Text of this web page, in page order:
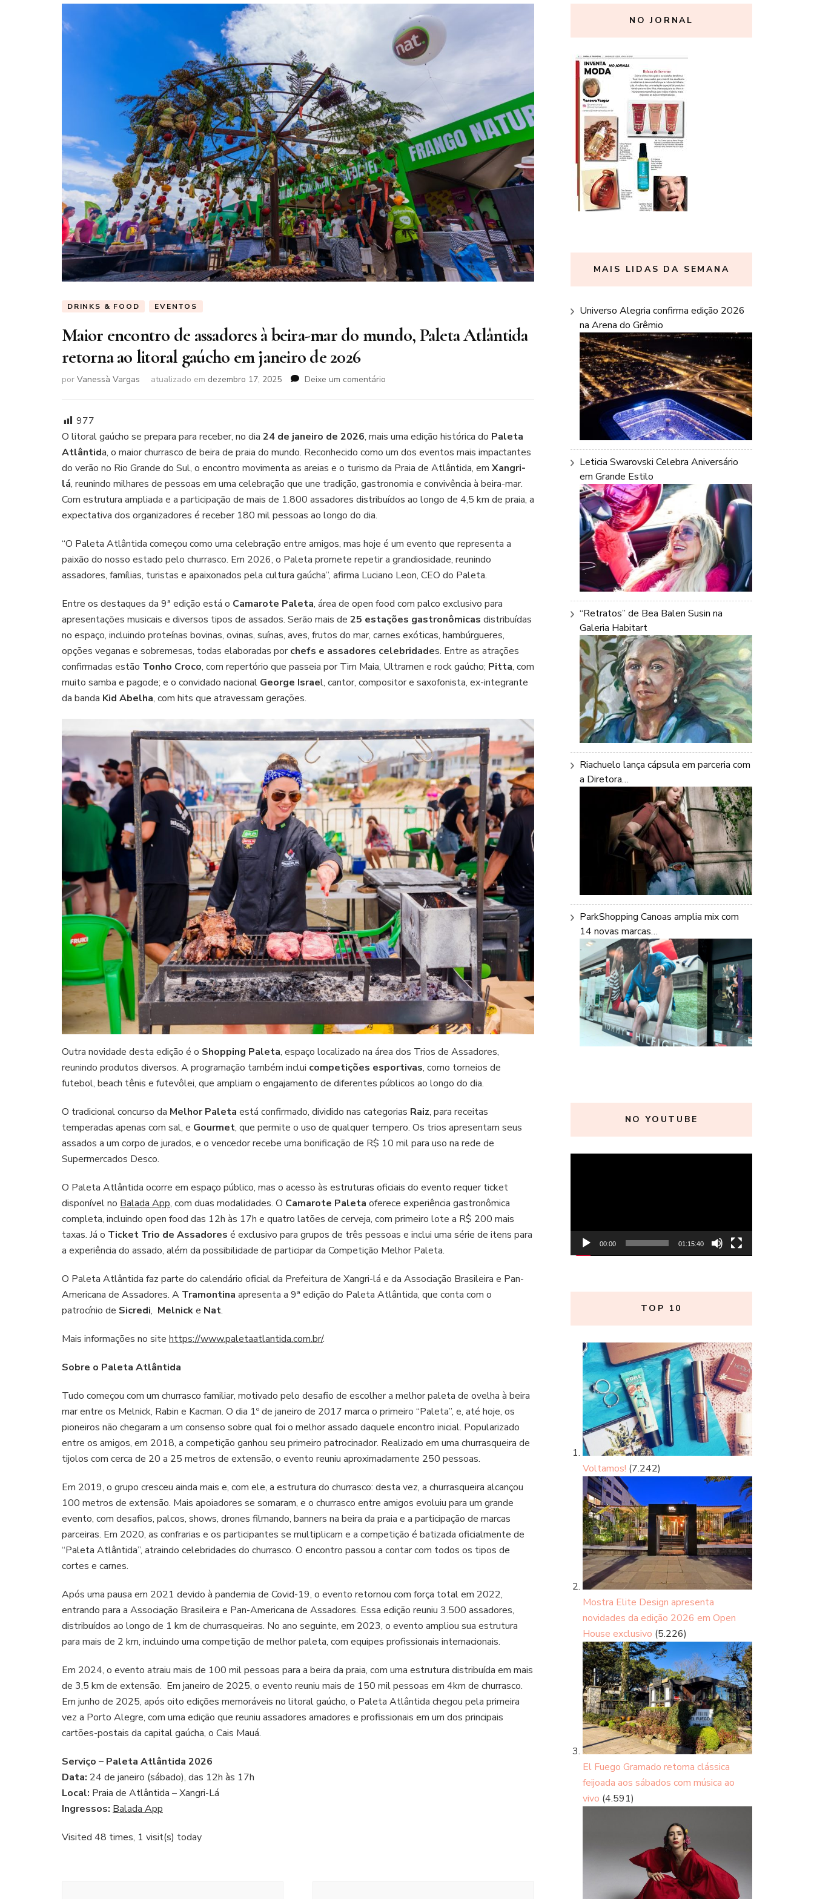
DRINKS & FOOD EVENTOS
Maior encontro de assadores à beira-mar do mundo, Paleta Atlântida
retorna ao litoral gaúcho em janeiro de 2026
por Vanessà Vargas atualizado em dezembro 17, 2025 Deixe um comentário
à
beira-
mar
do
mundo,
Paleta
ao
litoral
gaúcho
em
de
2026
977
O litoral gaúcho se prepara para receber, no dia 24 de janeiro de 2026, mais uma edição histórica do Paleta
Atlântida, o maior churrasco de beira de praia do mundo. Reconhecido como um dos eventos mais impactantes
do verão no Rio Grande do Sul, o encontro movimenta as areias e o turismo da Praia de Atlântida, em Xangri-
lá, reunindo milhares de pessoas em uma celebração que une tradição, gastronomia e convivência à beira-mar.
Com estrutura ampliada e a participação de mais de 1.800 assadores distribuídos ao longo de 4,5 km de praia, a
expectativa dos organizadores é receber 180 mil pessoas ao longo do dia.
“O Paleta Atlântida começou como uma celebração entre amigos, mas hoje é um evento que representa a
paixão do nosso estado pelo churrasco. Em 2026, o Paleta promete repetir a grandiosidade, reunindo
assadores, famílias, turistas e apaixonados pela cultura gaúcha”, afirma Luciano Leon, CEO do Paleta.
Entre os destaques da 9ª edição está o Camarote Paleta, área de open food com palco exclusivo para
apresentações musicais e diversos tipos de assados. Serão mais de 25 estações gastronômicas distribuídas
no espaço, incluindo proteínas bovinas, ovinas, suínas, aves, frutos do mar, carnes exóticas, hambúrgueres,
opções veganas e sobremesas, todas elaboradas porchefs e assadores celebridades. Entre as atrações
confirmadas estão Tonho Croco, com repertório que passeia por Tim Maia, Ultramen e rock gaúcho; Pitta, com
muito samba e pagode; e o convidado nacional George Israel, cantor, compositor e saxofonista, ex-integrante
da banda Kid Abelha, com hits que atravessam gerações.
Outra novidade desta edição é o Shopping Paleta, espaço localizado na área dos Trios de Assadores,
reunindo produtos diversos. A programação também inclui competições esportivas, como torneios de
futebol, beach tênis e futevôlei, que ampliam o engajamento de diferentes públicos ao longo do dia.
O tradicional concurso da Melhor Paleta está confirmado, dividido nas categorias Raiz, para receitas
temperadas apenas com sal, e Gourmet, que permite o uso de qualquer tempero. Os trios apresentam seus
assados a um corpo de jurados, e o vencedor recebe uma bonificação de R$ 10 mil para uso na rede de
Supermercados Desco.
O Paleta Atlântida ocorre em espaço público, mas o acesso às estruturas oficiais do evento requer ticket
disponível no Balada App, com duas modalidades. O Camarote Paleta oferece experiência gastronômica
completa, incluindo open food das 12h às 17h e quatro latões de cerveja, com primeiro lote a R$ 200 mais
taxas. Já o Ticket Trio de Assadores é exclusivo para grupos de três pessoas e inclui uma série de itens para
a experiência do assado, além da possibilidade de participar da Competição Melhor Paleta.
O Paleta Atlântida faz parte do calendário oficial da Prefeitura de Xangri-lá e da Associação Brasileira e Pan-
Americana de Assadores. A Tramontina apresenta a 9ª edição do Paleta Atlântida, que conta com o
patrocínio de Sicredi, Melnicke Nat.
Mais informações no site https://www.paletaatlantida.com.br/.
Sobre o Paleta Atlântida
Tudo começou com um churrasco familiar, motivado pelo desafio de escolher a melhor paleta de ovelha à beira
mar entre os Melnick, Rabin e Kacman. O dia 1º de janeiro de 2017 marca o primeiro “Paleta”, e, até hoje, os
pioneiros não chegaram a um consenso sobre qual foi o melhor assado daquele encontro inicial. Popularizado
entre os amigos, em 2018, a competição ganhou seu primeiro patrocinador. Realizado em uma churrasqueira de
tijolos com cerca de 20 a 25 metros de extensão, o evento reuniu aproximadamente 250 pessoas.
Em 2019, o grupo cresceu ainda mais e, com ele, a estrutura do churrasco: desta vez, a churrasqueira alcançou
100 metros de extensão. Mais apoiadores se somaram, e o churrasco entre amigos evoluiu para um grande
evento, com desafios, palcos, shows, drones filmando, banners na beira da praia e a participação de marcas
parceiras. Em 2020, as confrarias e os participantes se multiplicam e a competição é batizada oficialmente de
“Paleta Atlântida”, atraindo celebridades do churrasco. O encontro passou a contar com todos os tipos de
cortes e carnes.
Após uma pausa em 2021 devido à pandemia de Covid-19, o evento retornou com força total em 2022,
entrando para a Associação Brasileira e Pan-Americana de Assadores. Essa edição reuniu 3.500 assadores,
distribuídos ao longo de 1 km de churrasqueiras. No ano seguinte, em 2023, o evento ampliou sua estrutura
para mais de 2 km, incluindo uma competição de melhor paleta, com equipes profissionais internacionais.
Em 2024, o evento atraiu mais de 100 mil pessoas para a beira da praia, com uma estrutura distribuída em mais
de 3,5 km de extensão. Em janeiro de 2025, o evento reuniu mais de 150 mil pessoas em 4km de churrasco.
Em junho de 2025, após oito edições memoráveis no litoral gaúcho, o Paleta Atlântida chegou pela primeira
vez a Porto Alegre, com uma edição que reuniu assadores amadores e profissionais em um dos principais
cartões-postais da capital gaúcha, o Cais Mauá.
Serviço – Paleta Atlântida 2026
Data: 24 de janeiro (sábado), das 12h às 17h
Local: Praia de Atlântida – Xangri-Lá
Ingressos: Balada App
Visited 48 times, 1 visit(s) today
NO JORNAL
MAIS LIDAS DA SEMANA
Universo Alegria confirma edição 2026
na Arena do Grêmio
Leticia Swarovski Celebra Aniversário
em Grande Estilo
“Retratos” de Bea Balen Susin na
Galeria Habitart
Riachuelo lança cápsula em parceria com
a Diretora…
ParkShopping Canoas amplia mix com
14 novas marcas…
NO YOUTUBE
00:00 01:15:40
TOP 10
Voltamos! (7.242)
Mostra Elite Design apresenta
novidades da edição 2026 em Open
House exclusivo (5.226)
El Fuego Gramado retoma clássica
feijoada aos sábados com música ao
vivo (4.591)